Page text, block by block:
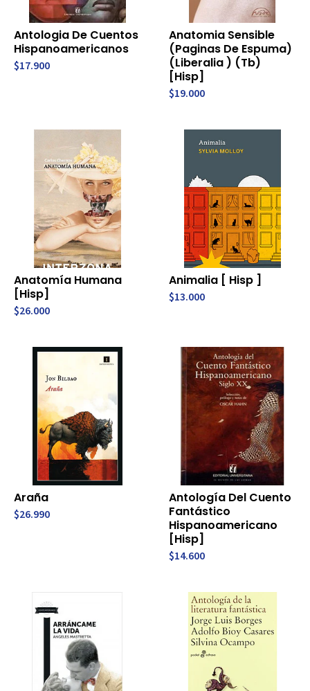
Antologia De Cuentos
Hispanoamericanos
$17.900
Anatomia Sensible
(Paginas De Espuma)
(Liberalia ) (Tb)
[Hisp]
$19.000
Anatomía Humana
[Hisp]
$26.000
Animalia [ Hisp ]
$13.000
Araña
$26.990
Antología Del Cuento
Fantástico
Hispanoamericano
[Hisp]
$14.600